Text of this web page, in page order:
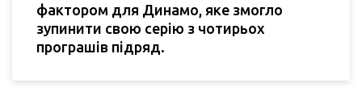
фактором для Динамо, яке змогло
зупинити свою серію з чотирьох
програшів підряд.